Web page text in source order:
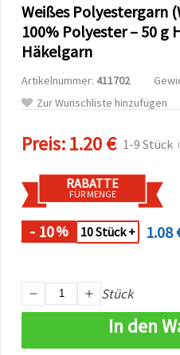
Unterstützung
Partner für
Analyse
Marketing.
ablehnen
den
Einstellungen
individuell
festlegen.
Einwilligung
ändern
widerrufen.
Cookie-
Weißes Polyestergarn
100% Polyester – 50 g
Häkelgarn
Artikelnummer: 411702
Zur Wunschliste hinzufügen
Preis:1.20 € 1-9 Stück
RABATTE
FÜR MENGE
- 10% 10 Stück + 1.08
Stück
In den